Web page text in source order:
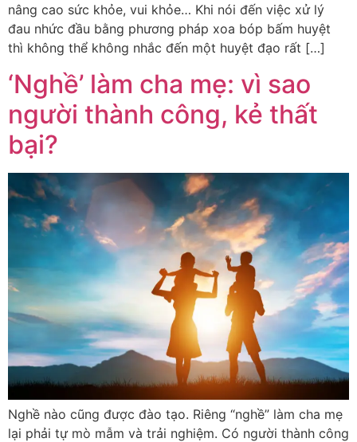
nâng cao sức khỏe, vui khỏe… Khi nói đến việc xử lý
đau nhức đầu bằng phương pháp xoa bóp bấm huyệt
thì không thể không nhắc đến một huyệt đạo rất […]
‘Nghề’ làm cha mẹ: vì sao
người thành công, kẻ thất
bại?
Nghề nào cũng được đào tạo. Riêng “nghề” làm cha mẹ
lại phải tự mò mẫm và trải nghiệm. Có người thành công